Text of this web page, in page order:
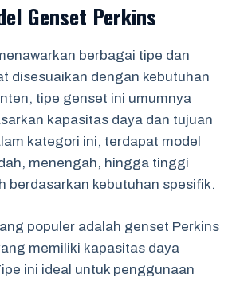
Genset Perkins
berbagai tipe dan
disesuaikan dengan kebutuhan
tipe genset ini umumnya
kapasitas daya dan tujuan
kategori ini, terdapat model
menengah, hingga tinggi
berdasarkan kebutuhan spesifik.
populer adalah genset Perkins
memiliki kapasitas daya
ini ideal untuk penggunaan